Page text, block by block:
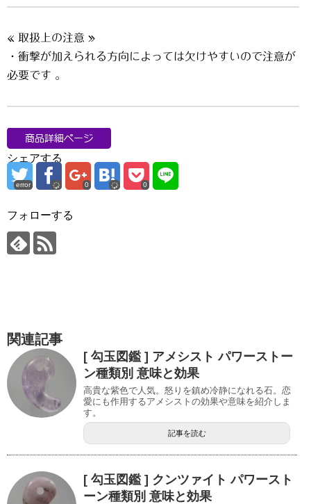
« 取扱上の注意 »
・衝撃が加えられる方向によっては欠けやすいので注意が
必要です 。
シェアする
error 0 0
フォローする
関連記事
[ 勾玉図鑑 ] アメシスト パワーストー
ン種類別 意味と効果
高貴な紫色で人気。怒りを鎮め冷静になれる石。恋
愛にも作用するアメシストの効果や意味を紹介しま
す。
記事を読む
[ 勾玉図鑑 ] クンツァイト パワースト
ーン種類別 意味と効果